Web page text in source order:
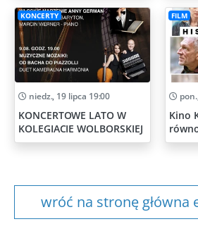
KONCERTY
niedz., 19 lipca 19:00
KONCERTOWE LATO W
KOLEGIACIE WOLBORSKIEJ
FILM
Kino
wróć na stronę główna